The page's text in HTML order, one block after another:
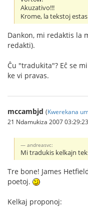
Akuzativo!!!
Krome, la tekstoj
Dankon, mi redaktis la
redakti).
Ĉu "tradukita"? Eĉ se
ke vi pravas.
mccambjd (Kwerekana
21 Ndamukiza 2007 03:29:23
andreasvc:
Mi tradukis kelkajn
Tre bone! James
poetoj.
Kelkaj proponoj: